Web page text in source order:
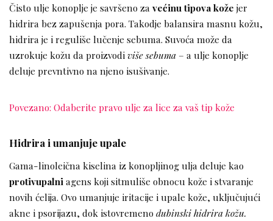
Čisto ulje konoplje je savršeno za većinu tipova kože jer
hidrira bez zapušenja pora. Takodje balansira masnu kožu,
hidrira je i reguliše lučenje sebuma. Suvoća može da
uzrokuje kožu da proizvodiviše sebuma – a ulje konoplje
deluje prevntivno na njeno isušivanje.
Povezano: Odaberite pravo ulje za lice za vaš tip kože
Hidrira i umanjuje upale
Gama-linoleična kiselina iz konopljinog ulja deluje kao
protivupalni agens koji sitmuliše obnocu kože i stvaranje
novih ćelija. Ovo umanjuje iritacije i upale kože, uključujući
akne i psorijazu, dok istovremenodubinski hidrira kožu.